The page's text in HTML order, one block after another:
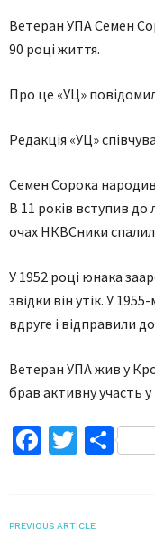
Ветеран УПА Семен
90 році життя.
Про це «УЦ»
Редакція «УЦ»
Семен Сорока
В 11 років вступив до
очах НКВCники
У 1952 році юнака
звідки він утік. У
вдруге і відправили
Ветеран УПА жив у
брав активну участь
Facebook
Twitter
PREVIOUS ARTICLE